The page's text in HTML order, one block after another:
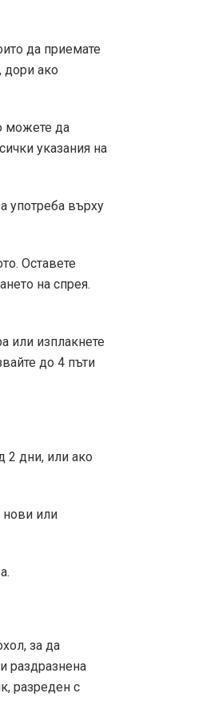
да приемате
дори ако
можете да
указания на
употреба върху
Оставете
на спрея.
или изплакнете
до 4 пъти
2 дни, или ако
нови или
за да
раздразнена
разреден с